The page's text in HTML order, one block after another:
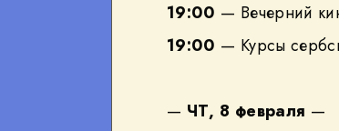
19:00 — Вечерний
19:00 — Курсы
— ЧТ, 8 февраля —